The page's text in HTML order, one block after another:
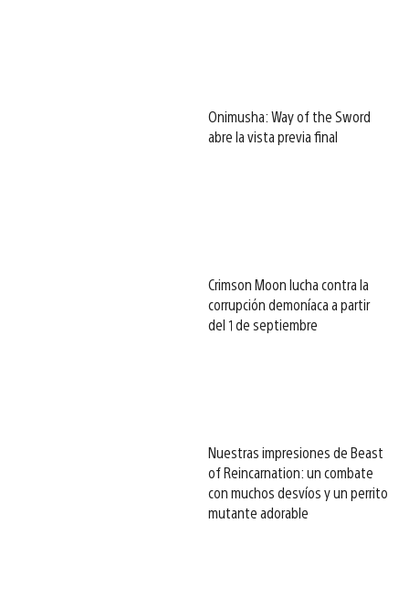
Onimusha: Way of the Sword
abre la vista previa final
Crimson Moon lucha contra la
corrupción demoníaca a partir
del 1 de septiembre
Nuestras impresiones de Beast
of Reincarnation: un combate
con muchos desvíos y un perrito
mutante adorable